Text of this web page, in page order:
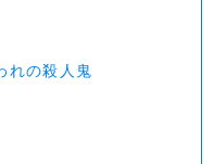
れの殺人鬼